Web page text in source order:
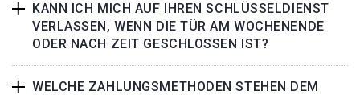
KANN ICH MICH AUF IHREN SCHLÜSSELDIENST
VERLASSEN, WENN DIE TÜR AM WOCHENENDE
ODER NACH ZEIT GESCHLOSSEN IST?
WELCHE ZAHLUNGSMETHODEN STEHEN DEM